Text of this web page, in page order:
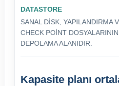
DATASTORE
SANAL DISK, YAPILANDIRMA
CHECK POINT
DEPOLAMA ALANIDIR.
Kapasite planı